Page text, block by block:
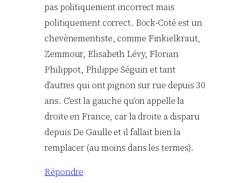
pas politiquement incorrect mais
politiquement correct. Bock-Coté est un
chevènementiste, comme Finkielkraut,
Zemmour, Elisabeth Lévy, Florian
Philippot, Philippe Séguin et tant
d’autres qui ont pignon sur rue depuis 30
ans. C’est la gauche qu’on appelle la
droite en France, car la droite a disparu
depuis De Gaulle et il fallait bien la
remplacer (au moins dans les termes).
Répondre